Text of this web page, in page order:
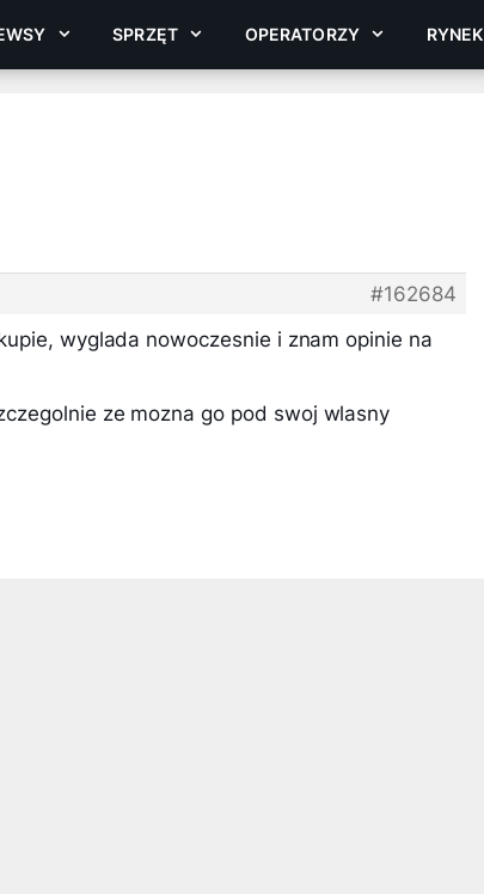
SPRZĘT OPERATORZY RYNEK
#162684
wyglada nowoczesnie i znam opinie na
ze mozna go pod swoj wlasny